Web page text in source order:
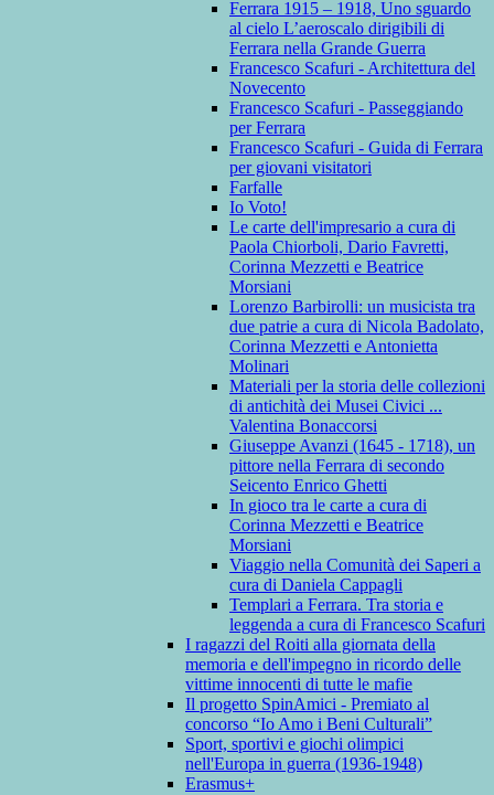
Ferrara 1915 – 1918, Uno sguardo
al cielo L’aeroscalo dirigibili di
Ferrara nella Grande Guerra
Francesco Scafuri - Architettura del
Novecento
Francesco Scafuri - Passeggiando
per Ferrara
Francesco Scafuri - Guida di Ferrara
per giovani visitatori
Farfalle
Io Voto!
Le carte dell'impresario a cura di
Paola Chiorboli, Dario Favretti,
Corinna Mezzetti e Beatrice
Morsiani
Lorenzo Barbirolli: un musicista tra
due patrie a cura di Nicola Badolato,
Corinna Mezzetti e Antonietta
Molinari
Materiali per la storia delle collezioni
di antichità dei Musei Civici ...
Valentina Bonaccorsi
Giuseppe Avanzi (1645 - 1718), un
pittore nella Ferrara di secondo
Seicento Enrico Ghetti
In gioco tra le carte a cura di
Corinna Mezzetti e Beatrice
Morsiani
Viaggio nella Comunità dei Saperi a
cura di Daniela Cappagli
Templari a Ferrara. Tra storia e
leggenda a cura di Francesco Scafuri
I ragazzi del Roiti alla giornata della
memoria e dell'impegno in ricordo delle
vittime innocenti di tutte le mafie
Il progetto SpinAmici - Premiato al
concorso “Io Amo i Beni Culturali”
Sport, sportivi e giochi olimpici
nell'Europa in guerra (1936-1948)
Erasmus+